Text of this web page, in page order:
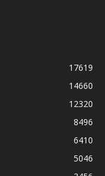
17619
14660
12320
8496
6410
5046